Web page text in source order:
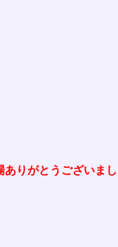
ありがとうございま